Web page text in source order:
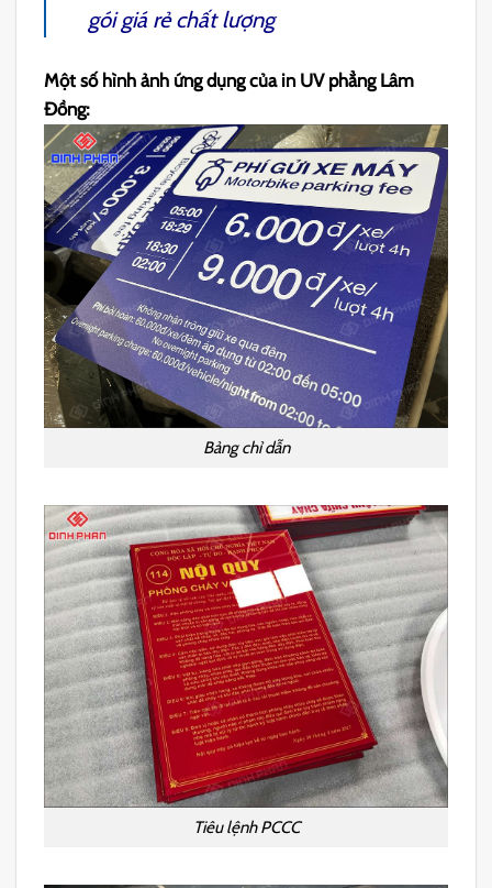
gói giá rẻ chất lượng
Một số hình ảnh ứng dụng của in UV phẳng Lâm
Đồng:
Bảng chỉ dẫn
Tiêu lệnh PCCC